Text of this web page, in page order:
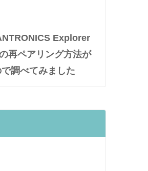
Explorer
再ペアリング方法が
調べてみました